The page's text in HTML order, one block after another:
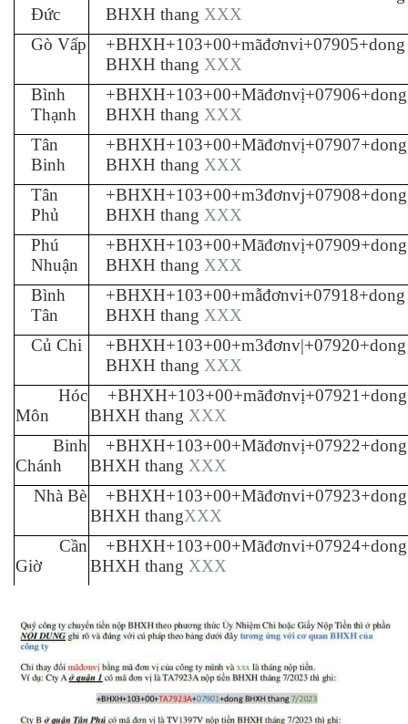
Đức
BHXH thang XXX
Gò Vấp
+BHXH+103+00+mãđơnvi+07905+dong
BHXH thang XXX
Bình
Thạnh
+BHXH+103+00+Mãđơnvị+07906+dong
BHXH thang XXX
Tân
Binh
+BHXH+103+00+Mãđơnvị+07907+dong
BHXH thang XXX
Tân
Phủ
+BHXH+103+00+m3đơnvj+07908+dong
BHXH thang XXX
Phú
Nhuận
+BHXH+103+00+Mãđơnvị+07909+dong
BHXH thang XXX
Bình
Tân
+BHXH+103+00+mẫđơnvi+07918+dong
BHXH thang XXX
Củ Chi
+BHXH+103+00+m3đơnv|+07920+dong
BHXH thang XXX
Hóc
Môn
+BHXH+103+00+mãđơnvị+07921+dong
BHXH thang XXX
Binh
Chánh
+BHXH+103+00+Mãđơnvị+07922+dong
BHXH thang XXX
Nhà Bè
+BHXH+103+00+Mãđơnvi+07923+dong
BHXH thangXXX
Cần
Giờ
+BHXH+103+00+Mãđơnvi+07924+dong
BHXH thang XXX